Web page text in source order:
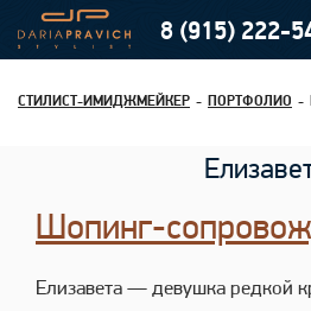
8 (915) 222-
СТИЛИСТ-ИМИДЖМЕЙКЕР ПОРТФОЛИО
Шопинг-
Елизавета — девушка редкой